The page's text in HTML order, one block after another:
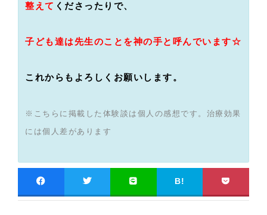
整えて くださったりで、
子ども達は先生のことを神の手と呼んでいます☆
これからもよろしくお願いします。
※こちらに掲載した体験談は個人の感想です。治療効果
には個人差があります
B!